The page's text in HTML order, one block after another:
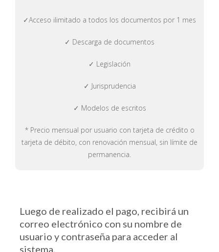
✓Acceso ilimitado a todos los documentos por 1 mes
✓ Descarga de documentos
✓ Legislación
✓ Jurisprudencia
✓ Modelos de escritos
* Precio mensual por usuario con tarjeta de crédito o
tarjeta de débito, con renovación mensual, sin límite de
permanencia.
Luego de realizado el pago, recibirá un
correo electrónico con su nombre de
usuario y contraseña para acceder al
sistema.